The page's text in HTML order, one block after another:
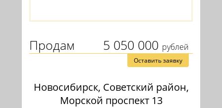
5 050 000 рублей
Продам
Оставить заявку
Новосибирск, Советский район,
Морской проспект 13